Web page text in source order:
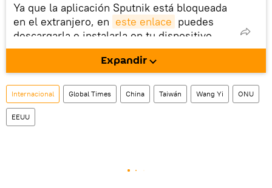
Ya que la aplicación Sputnik está bloqueada
en el extranjero, en este enlace puedes
descargarla e instalarla en tu dispositivo
móvil (¡solo para Android!).
También tenemos una cuenta en la red
social rusa VK .
Expandir
Internacional Global Times China Taiwán Wang Yi ONU
EEUU